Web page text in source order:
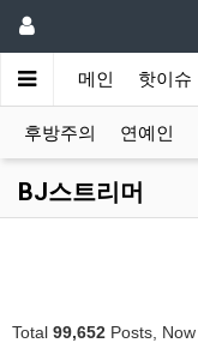
메인 핫이슈
후방주의 연예인
BJ스트리머
Total 99,652 Posts, Now